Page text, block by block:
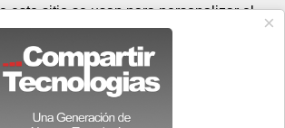
Videos
de agosto - 18:58 Registrar Conectar
este sitio se usan para personalizar el
para ofrecer funciones de medios
analizar el tráfico. Además, compartimos
el uso que haga del sitio web con nuestros
sociales, de publicidad y de análisis
web.
OK